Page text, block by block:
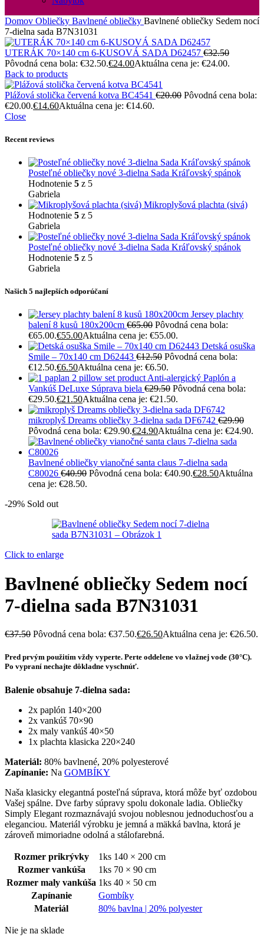
Domov Obliečky Bavlnené obliečky Bavlnené obliečky Sedem nocí
7-dielna sada B7N31031
UTERÁK 70×140 cm 6-KUSOVÁ SADA D62457 €32.50
Pôvodná cena bola: €32.50.€24.00Aktuálna cena je: €24.00.
Back to products
Plážová stolička červená kotva BC4541 €20.00 Pôvodná cena bola:
€20.00.€14.60Aktuálna cena je: €14.60.
Close
Recent reviews
Posteľné obliečky nové 3-dielna Sada Kráľovský spánok
Hodnotenie 5 z 5
Gabriela
Mikroplyšová plachta (sivá)
Hodnotenie 5 z 5
Gabriela
Posteľné obliečky nové 3-dielna Sada Kráľovský spánok
Hodnotenie 5 z 5
Gabriela
Našich 5 najlepších odporúčaní
Jersey plachty
balení 8 kusů 180x200cm €65.00 Pôvodná cena bola:
€65.00.€55.00Aktuálna cena je: €55.00.
Detská osuška
Smile – 70x140 cm D62443 €12.50 Pôvodná cena bola:
€12.50.€6.50Aktuálna cena je: €6.50.
Anti-alergický Paplón a
Vankúš DeLuxe Súprava biela €29.50 Pôvodná cena bola:
€29.50.€21.50Aktuálna cena je: €21.50.
mikroplyš Dreams obliečky 3-dielna sada DF6742 €29.90
Pôvodná cena bola: €29.90.€24.90Aktuálna cena je: €24.90.
Bavlnené obliečky vianočné santa claus 7-dielna sada
C80026 €40.90 Pôvodná cena bola: €40.90.€28.50Aktuálna
cena je: €28.50.
-29% Sold out
Click to enlarge
Bavlnené obliečky Sedem nocí
7-dielna sada B7N31031
€37.50 Pôvodná cena bola: €37.50.€26.50Aktuálna cena je: €26.50.
Pred prvým použitím vždy vyperte. Perte oddelene vo vlažnej vode (30°C).
Po vypraní nechajte dôkladne vyschnúť.
Balenie obsahuje 7-dielna sada:
2x paplón 140×200
2x vankúš 70×90
2x maly vankúš 40×50
1x plachta klasicka 220×240
Materiál: 80% bavlnené, 20% polyesterové
Zapínanie: Na GOMBÍKY
Naša klasicky elegantná posteľná súprava, ktorá môže byť ozdobou
Vašej spálne. Dve farby súpravy spolu dokonale ladia. Obliečky
Simply Elegant rozmaznávajú svojou noblesnou jednoduchosťou a
eleganciou. Materiál výrobku je jemná a mäkká bavlna, ktorá je
zároveň mimoriadne odolná a stálofarebná.
Rozmer prikrývky
1ks 140 × 200 cm
Rozmer vankúša
1ks 70 × 90 cm
Rozmer maly vankúša 1ks 40 × 50 cm
Zapínanie
Gombíky
Materiál
80% bavlna | 20% polyester
Nie je na sklade